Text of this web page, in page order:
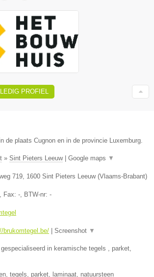
PROFIEL
de plaats Cugnon en in de provincie Luxemburg.
» Sint Pieters Leeuw| Google maps ▼
719, 1600 Sint Pieters Leeuw(Vlaams-Brabant)
, Fax: -, BTW-nr: -
brukomtegel.be/ Screenshot ▼
in keramische tegels , parket,
tegels, parket, laminaat, natuursteen